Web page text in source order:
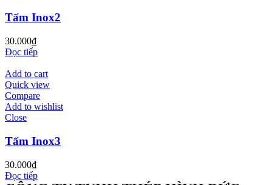
Tấm Inox2
30.000₫
Đọc tiếp
Add to cart
Quick view
Compare
Add to wishlist
Close
Tấm Inox3
30.000₫
Đọc tiếp